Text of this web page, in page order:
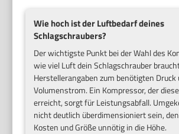
Wie hoch ist der Luftbedarf deines
Schlagschraubers?
Der wichtigste Punkt bei der Wahl des
wie viel Luft dein Schlagschrauber
Herstellerangaben zum benötigten Druck
Volumenstrom. Ein Kompressor, der
erreicht, sorgt für Leistungsabfall.
nicht deutlich überdimensioniert sein,
Kosten und Größe unnötig in die Höhe.